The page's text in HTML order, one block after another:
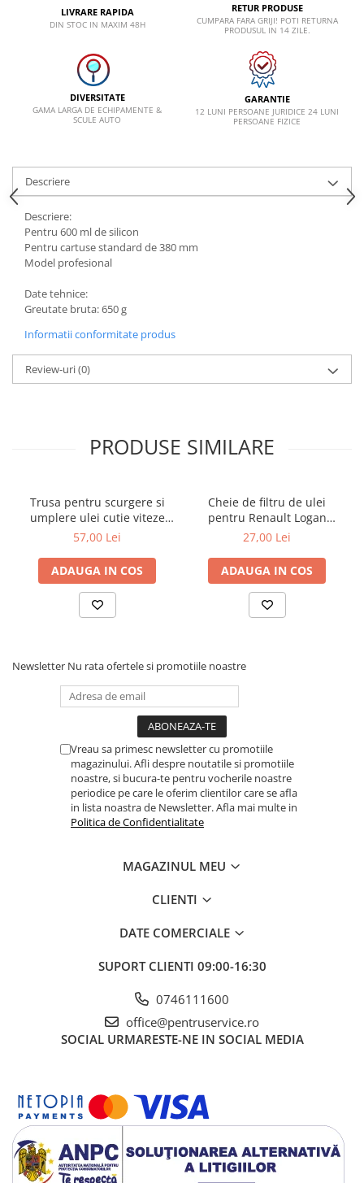
Lancia
Mazda
Mercedes-Benz
Mini
Nissan
Opel
Peugeot
Porsche
Renault
Saab
Scule pneumatice
Pistoale pneumatice
Alte Scule Pneumatice
Accesorii Pneumatice
Pulverizatoare cu aer
Sisteme de Ridicare
Suport Motor
Accesorii pentru sisteme de
Dulapuri, Module, Cutii
Module pentru dulapuri
Chei cu clichet, fixe, speciale
Extractoare suruburi
Scule de mana
Burghie/accesorii
Perii/Perii de Sarma
Poansoane / Punctatoare /
LIVRARE RAPIDA
DIN STOC IN MAXIM 48H
RETUR PRODUSE
CUMPARA FARA GRIJI! POTI RETURNA
PRODUSUL IN 14 ZILE.
DIVERSITATE
GAMA LARGA DE ECHIPAMENTE &
SCULE AUTO
GARANTIE
12 LUNI PERSOANE JURIDICE 24 LUNI
PERSOANE FIZICE
Descriere
Descriere:
Pentru 600 ml de silicon
Pentru cartuse standard de 380 mm
Model profesional
Date tehnice:
Greutate bruta: 650 g
Informatii conformitate produs
Review-uri(0)
PRODUSE SIMILARE
Trusa pentru scurgere si
umplere ulei cutie viteze
automata Mercedes 9G
57,00 Lei
ADAUGA IN COS
Cheie de filtru de ulei
pentru Renault Logan
diesel 3/8" cu 76mm x 12
27,00 Lei
ADAUGA IN COS
Newsletter Nu rata ofertele si promotiile noastre
Vreau sa primesc newsletter cu promotiile
magazinului. Afli despre noutatile si promotiile
noastre, si bucura-te pentru vocherile noastre
periodice pe care le oferim clientilor care se afla
in lista noastra de Newsletter. Afla mai multe in
Politica de Confidentialitate
MAGAZINUL MEU
CLIENTI
DATE COMERCIALE
SUPORT CLIENTI 09:00-16:30
0746111600
office@pentruservice.ro
SOCIAL URMARESTE-NE IN SOCIAL MEDIA